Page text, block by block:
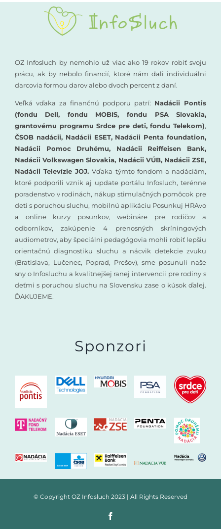
OZ Infosluch by nemohlo už viac ako 19 rokov robiť svoju
prácu, ak by nebolo financií, ktoré nám dali individuálni
darcovia formou darov alebo dvoch percent z daní.
Veľká vďaka za finančnú podporu patrí: Nadácii Pontis
(fondu Dell, fondu MOBIS, fondu PSA Slovakia,
grantovému programu Srdce pre deti, fondu Telekom),
ČSOB nadácii, Nadácii ESET, Nadácii Penta foundation,
Nadácii Pomoc Druhému, Nadácii Reiffeisen Bank,
Nadácii Volkswagen Slovakia, Nadácii VÚB, Nadácii ZSE,
Nadácii Televízie JOJ.Vďaka týmto fondom a nadáciám,
ktoré podporili vznik aj update portálu Infosluch, terénne
poradenstvo v rodinách, nákup stimulačných pomôcok pre
deti s poruchou sluchu, mobilnú aplikáciu Posunkuj HRAvo
a online kurzy posunkov, webináre pre rodičov a
odborníkov, zakúpenie 4 prenosných skríningových
audiometrov, aby špeciálni pedagógovia mohli robiť lepšiu
orientačnú diagnostiku sluchu a nácvik detekcie zvuku
(Bratislava, Lučenec, Poprad, Prešov), sme posunuli naše
sny o Infosluchu a kvalitnejšej ranej intervencii pre rodiny s
deťmi s poruchou sluchu na Slovensku zase o kúsok ďalej.
ĎAKUJEME.
Sponzori
© Copyright OZ Infosluch 2023 | All Rights Reserved